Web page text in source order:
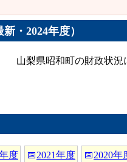
・2024年度）
山梨県昭和町の財政状況
度 📅2021年度 📅2020年